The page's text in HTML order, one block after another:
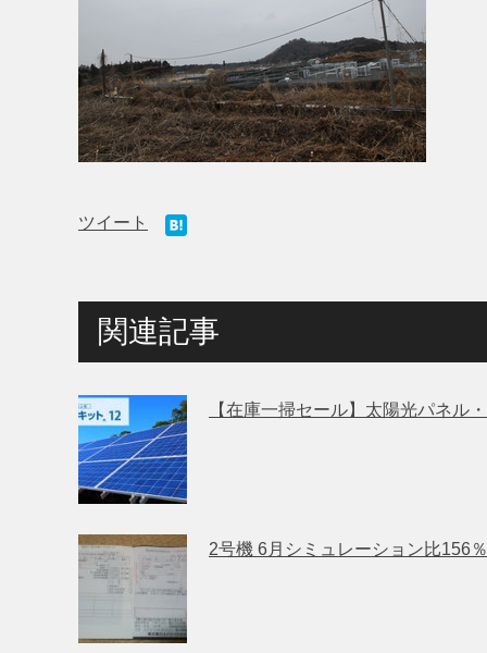
ツイート
関連記事
【在庫一掃セール】太陽光パネル
2号機 6月シミュレーション比156